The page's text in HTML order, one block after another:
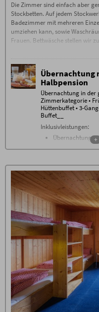
Die Zimmer sind einfach aber
Stockbetten. Auf jedem
Badezimmer mit mehreren
umziehen kann, sowie
Frauen. Bettwäsche stellen wir
selbst mit. Bitte beachte, dass
ausgewiesenen Raucherbereich.)
Übernachtung
Halbpension
Übernachtung in der
Zimmerkategorie •
Hüttenbuffet • 3-
Buffet__
Inklusivleistungen:
Übernachtung
Abendessen,
Buffetform
gratis WLAN
Zusätzliche Bedingungen
100% Bezahlung im
außer bei
am Tag der Anreise oder
Es ist keine Umbuchung /
Stornierungen müssen
(ausschließlich an
Wir empfehlen den
Zusätzliche Bedingungen
100% Bezahlung im
außer bei
am Tag der Anreise oder bei
Es ist keine Umbuchung /
Stornierungen müssen
(ausschließlich an
Wir empfehlen den
+